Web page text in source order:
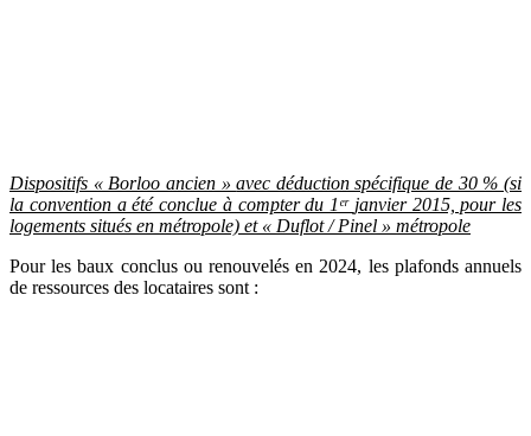
Dispositifs « Borloo ancien »avec déduction spécifique de 30 % (si
la convention a été conclue à compter du 1ᵉʳ janvier 2015, pour les
logements situés en métropole) et « Duflot / Pinel » métropole
Pour les baux conclus ou renouvelés en 2024, les plafonds annuels
de ressources des locataires sont :